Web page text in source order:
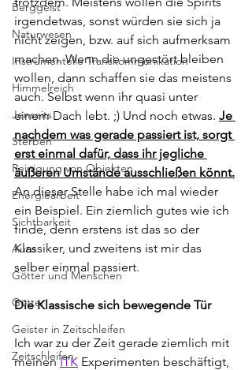
Berggeist
Naturwesen
Instrumentelle Transkommunikation
Himmelreich
Jenseits
Sterben
Reinigung von Objekten
Energiearbeit
Sichtbarkeit
Aura
Götter und Menschen
Götter
Geister in Zeitschleifen
Zeitschleifen
irgendetwas, sonst würden sie sich ja
nicht zeigen, bzw. auf sich aufmerksam
machen. Wenn die ungestört bleiben
wollen, dann schaffen sie das meistens
auch. Selbst wenn ihr quasi unter
einem Dach lebt. ;) Und noch etwas. Je
nachdem was gerade passiert ist, sorgt
erst einmal dafür, dass ihr jegliche
äußeren Umstände ausschließen könnt.
An dieser Stelle habe ich mal wieder
ein Beispiel. Ein ziemlich gutes wie ich
finde, denn erstens ist das so der
Klassiker, und zweitens ist mir das
selber einmal passiert.
Die Klassische sich bewegende Tür
Ich war zu der Zeit gerade ziemlich mit
meinen ITK Experimenten beschäftigt,